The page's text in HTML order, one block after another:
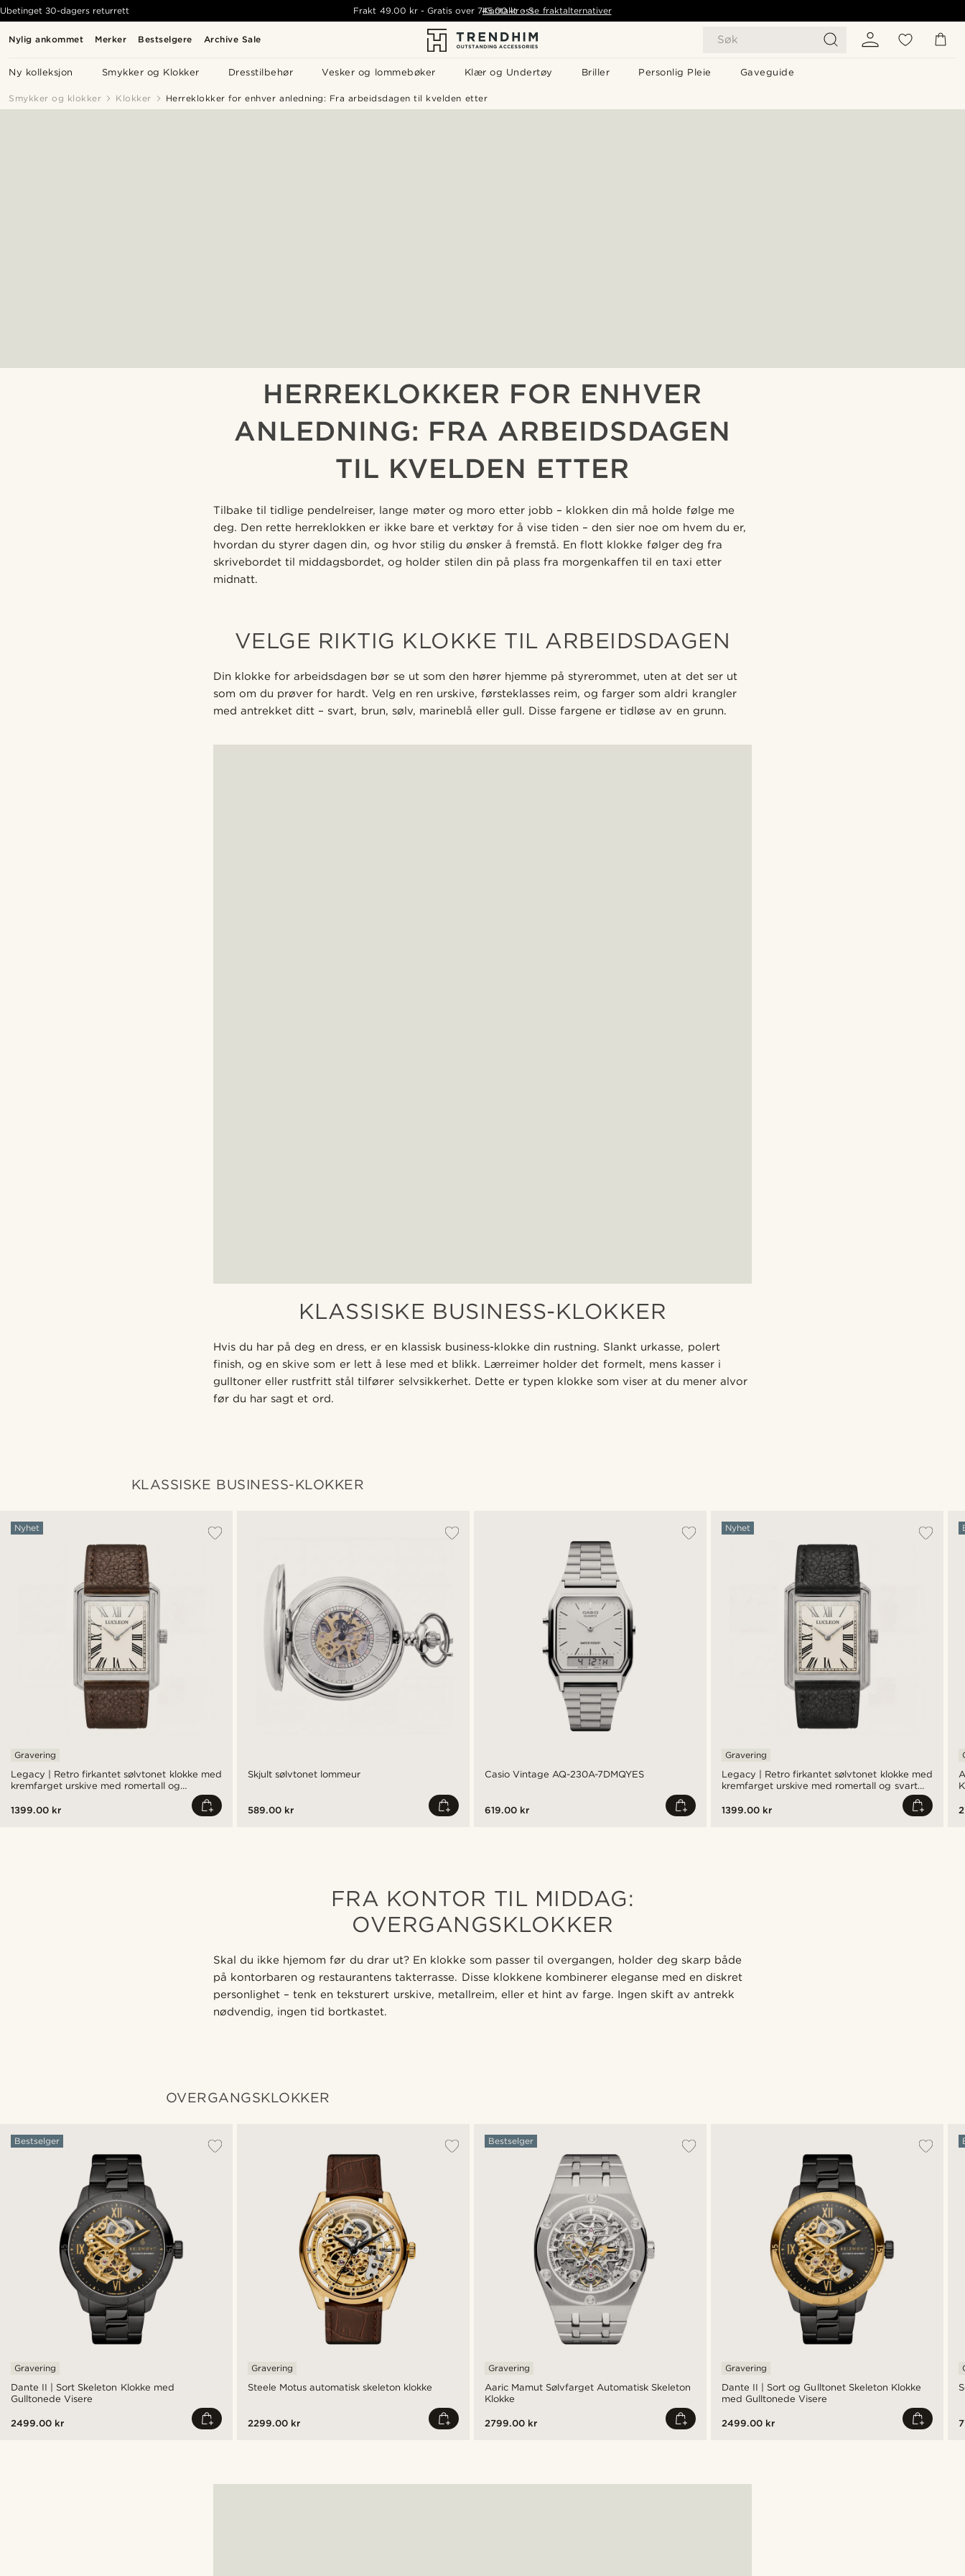
Nylig ankommet Merker Bestselgere Archive Sale Søk
Ny kolleksjon Smykker og Klokker Dresstilbehør Vesker og lommebøker Klær og Undertøy Briller Personlig Pleie Gaveguide
Ubetinget 30-dagers returrett Frakt 49.00 kr- Gratis over 745.00 kr - Se fraktalternativer
Kontakt oss
Smykker og klokker Klokker Herreklokker for enhver anledning: Fra arbeidsdagen til kvelden etter
HERREKLOKKER FOR ENHVER
ANLEDNING: FRA ARBEIDSDAGEN
TIL KVELDEN ETTER
Tilbake til tidlige pendelreiser, lange møter og moro etter jobb – klokken din må holde følge me
deg. Den rette herreklokken er ikke bare et verktøy for å vise tiden – den sier noe om hvem du er,
hvordan du styrer dagen din, og hvor stilig du ønsker å fremstå. En flott klokke følger deg fra
skrivebordet til middagsbordet, og holder stilen din på plass fra morgenkaffen til en taxi etter
midnatt.
VELGE RIKTIG KLOKKE TIL ARBEIDSDAGEN
Din klokke for arbeidsdagen bør se ut som den hører hjemme på styrerommet, uten at det ser ut
som om du prøver for hardt. Velg en ren urskive, førsteklasses reim, og farger som aldri krangler
med antrekket ditt – svart, brun, sølv, marineblå eller gull. Disse fargene er tidløse av en grunn.
KLASSISKE BUSINESS-KLOKKER
Hvis du har på deg en dress, er en klassisk business-klokke din rustning. Slankt urkasse, polert
finish, og en skive som er lett å lese med et blikk. Lærreimer holder det formelt, mens kasser i
gulltoner eller rustfritt stål tilfører selvsikkerhet. Dette er typen klokke som viser at du mener alvor
før du har sagt et ord.
KLASSISKE BUSINESS-KLOKKER
Legacy | Retro firkantet sølvtonet klokke med
kremfarget urskive med romertall og
Nyhet
Gravering
1399.00 kr
Skjult sølvtonet lommeur
589.00 kr
Casio Vintage AQ-230A-7DMQYES
619.00 kr
Legacy | Retro firkantet sølvtonet klokke med
kremfarget urskive med romertall og svart
Nyhet
Gravering
1399.00 kr
FRA KONTOR TIL MIDDAG:
OVERGANGSKLOKKER
Skal du ikke hjemom før du drar ut? En klokke som passer til overgangen, holder deg skarp både
på kontorbaren og restaurantens takterrasse. Disse klokkene kombinerer eleganse med en diskret
personlighet – tenk en teksturert urskive, metallreim, eller et hint av farge. Ingen skift av antrekk
nødvendig, ingen tid bortkastet.
OVERGANGSKLOKKER
Dante II | Sort Skeleton Klokke med
Gulltonede Visere
Bestselger
Gravering
2499.00 kr
Steele Motus automatisk skeleton klokke
Gravering
2299.00 kr
Aaric Mamut Sølvfarget Automatisk Skeleton
Klokke
Bestselger
Gravering
2799.00 kr
Dante II | Sort og Gulltonet Skeleton Klokke
med Gulltonede Visere
Gravering
2499.00 kr